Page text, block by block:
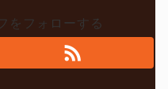
をフォローする